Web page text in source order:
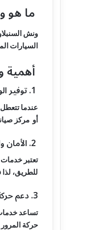
ما هو
ونش
السيارات
أهمية
عندما
أو مركز
تعتبر
للطريق،
3. دعم حركة المرور
تساعد
حركة